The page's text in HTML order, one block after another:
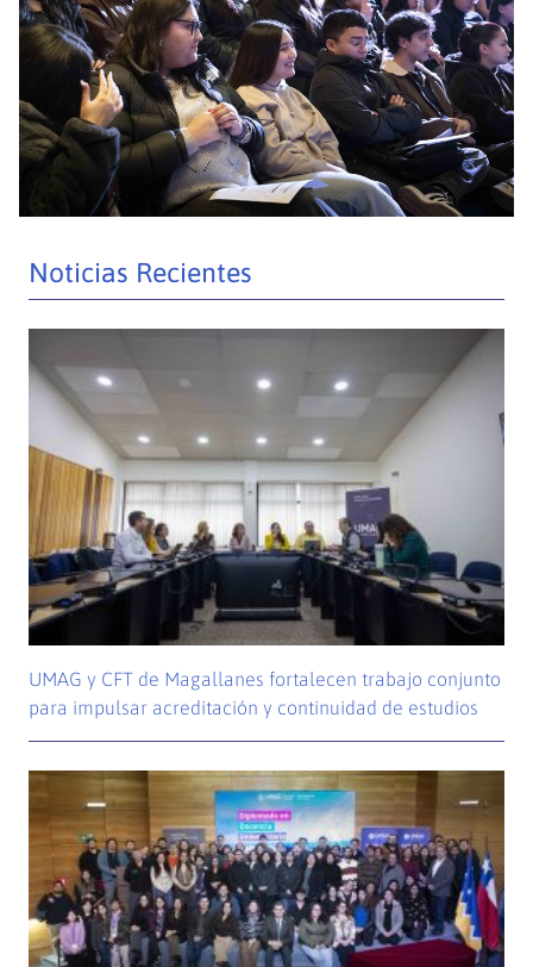
Noticias Recientes
UMAG y CFT de Magallanes fortalecen trabajo conjunto
para impulsar acreditación y continuidad de estudios